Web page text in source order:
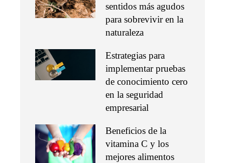
sentidos más agudos
para sobrevivir en la
naturaleza
Estrategias para
implementar pruebas
de conocimiento cero
en la seguridad
empresarial
Beneficios de la
vitamina C y los
mejores alimentos